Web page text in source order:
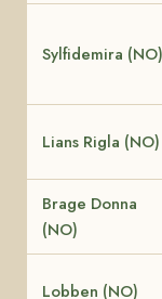
Sylfidemira (NO)
Lians Rigla (NO)
Brage Donna
(NO)
Lobben (NO)